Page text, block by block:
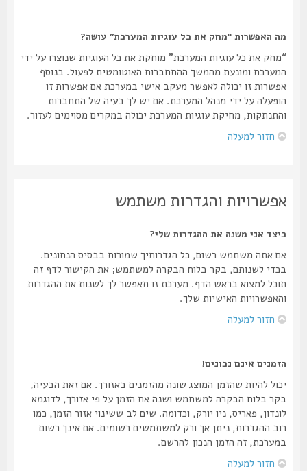
מה האפשרות “מחק את כל עוגיות המערכת” עושה?
“מחק את כל עוגיות המערכת” מוחקת את כל העוגיות שנוצרו על ידי
המערכת ומונעת מהמשך ההתחברות האוטומטית לפעול. בנוסף
אפשרות זו יכולה לאפשר מעקב אישי במערכת אם אפשרות זו
הופעלה על ידי מנהל המערכת. אם יש לך בעיה של התחברות
והתנתקות, מחיקת עוגיות המערכת יכולה במקרים מסוימים לעזור.
חזור למעלה
אפשרויות והגדרות משתמש
כיצד אני משנה את ההגדרות שלי?
אם אתה משתמש רשום, כל הגדרותיך שמורות בבסיס הנתונים.
בכדי לשנותם, בקר בלוח הבקרה למשתמש; את הקישור לדף זה
תוכל למצוא בראש הדף. מערכת זו תאפשר לך לשנות את ההגדרות
והאפשרויות האישיות שלך.
חזור למעלה
הזמנים אינם נכונים!
יכול להיות שהזמן המוצג שונה מהזמנים באזורך. אם זאת הבעיה,
בקר בלוח הבקרה למשתמש ושנה את הזמן על פי אזורך, לדוגמא
לונדון, פאריס, ניו יורק, וכדומה. שים לב ששינוי אזור הזמן, כמו
רוב ההגדרות, ניתן אך ורק למשתמשים רשומים. אם אינך רשום
במערכת, זה הזמן הנכון להרשם.
חזור למעלה